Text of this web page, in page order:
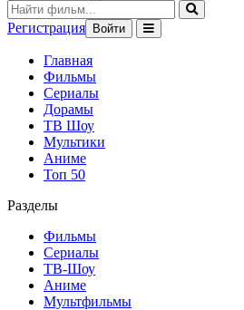
Регистрация Войти
Главная
Фильмы
Сериалы
Дорамы
ТВ Шоу
Мультики
Аниме
Топ 50
Разделы
Фильмы
Сериалы
ТВ-Шоу
Аниме
Мультфильмы